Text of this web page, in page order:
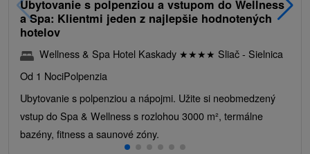
Ubytovanie s polpenziou a vstupom do Wellness
a Spa: Klientmi jeden z najlepšie hodnotených
hotelov
Wellness & Spa Hotel Kaskady ★★★★ Sliač - Sielnica
Od 1 NociPolpenzia
Ubytovanie s polpenziou a nápojmi. Užite si neobmedzený
vstup do Spa & Wellness s rozlohou 3000 m², termálne
bazény, fitness a saunové zóny.